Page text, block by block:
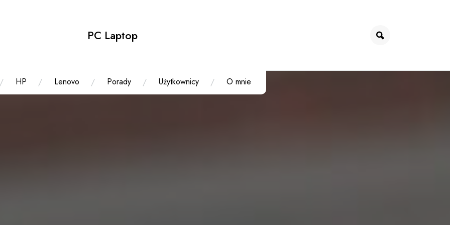
PC Laptop
HP Lenovo Porady Użytkownicy O mnie